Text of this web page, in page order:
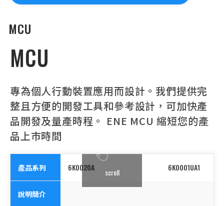
MCU
MCU
專為個人行動裝置應用而設計。我們提供完
整且方便的開發工具和參考設計，可加快產
品開發及量產時程。 ENE MCU 縮短您的產
品上市時間
scroll
產品系列 6K0020A 6K0001UA1
說明簡介